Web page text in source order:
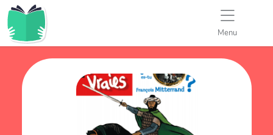
Menu